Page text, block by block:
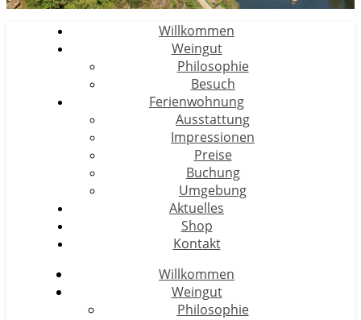
Willkommen
Weingut
Philosophie
Besuch
Ferienwohnung
Ausstattung
Impressionen
Preise
Buchung
Umgebung
Aktuelles
Shop
Kontakt
Willkommen
Weingut
Philosophie